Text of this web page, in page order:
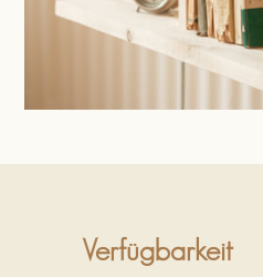
Verfügbarkeit